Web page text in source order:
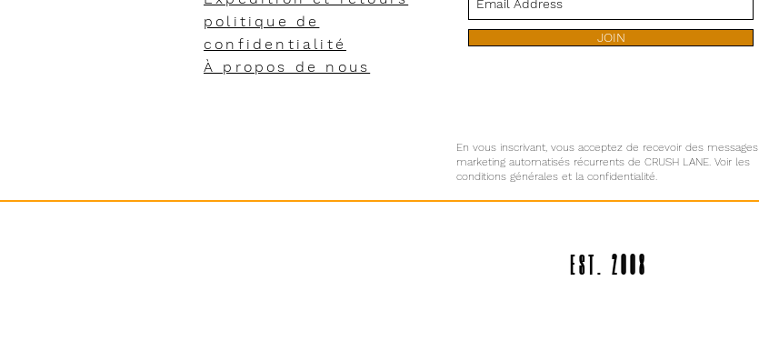
politique de
confidentialité
À propos de nous
JOIN
En vous inscrivant, vous acceptez de recevoir des messages
marketing automatisés récurrents de CRUSH LANE. Voir les
conditions générales et la confidentialité.
EST. 2008